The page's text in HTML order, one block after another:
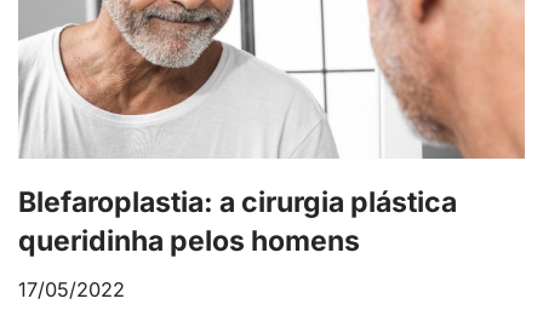
Blefaroplastia: a cirurgia plástica
queridinha pelos homens
17/05/2022